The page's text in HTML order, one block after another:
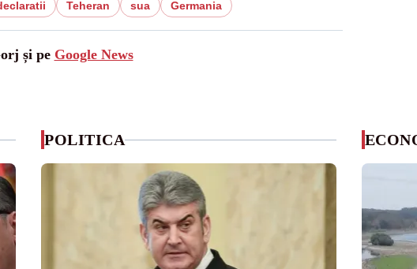
Teheran sua Germania
și pe Google News
POLITICA